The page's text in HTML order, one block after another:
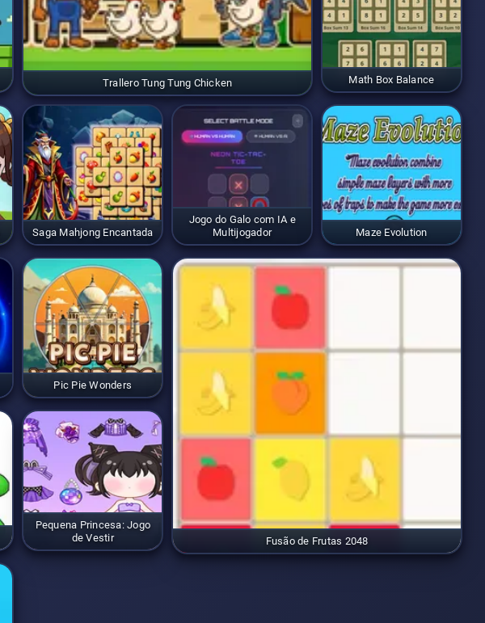
Trallero Tung Tung Chicken Math Box Balance
Saga Mahjong Encantada
Jogo do Galo com IA e
Multijogador
Maze Evolution
Pic Pie Wonders
Fusão de Frutas 2048
Pequena Princesa: Jogo
de Vestir